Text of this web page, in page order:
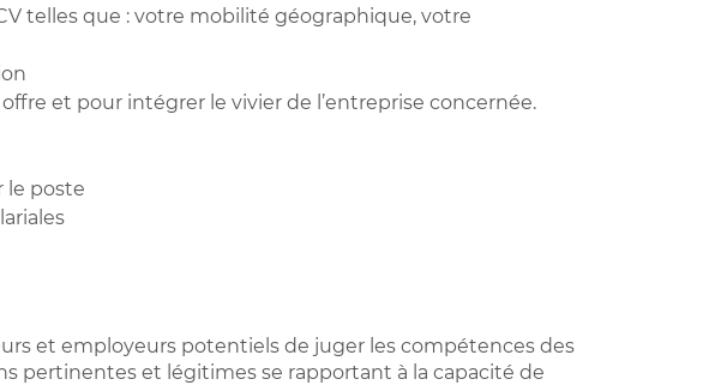
telles que : votre mobilité géographique, votre
et pour intégrer le vivier de l’entreprise concernée.
le poste
et employeurs potentiels de juger les compétences des
pertinentes et légitimes se rapportant à la capacité de